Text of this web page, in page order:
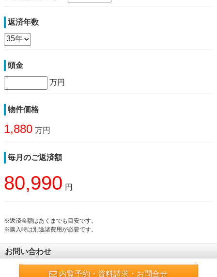
返済年数
頭金
万円
物件価格
1,880 万円
毎月のご返済額
80,990 円
※返済金額はあくまでも目安です。
※購入時は別途諸費用が必要です。
お問い合わせ
内覧予約・資料請求・お問合せ